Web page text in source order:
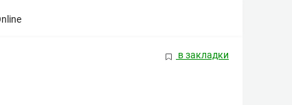
в закладки